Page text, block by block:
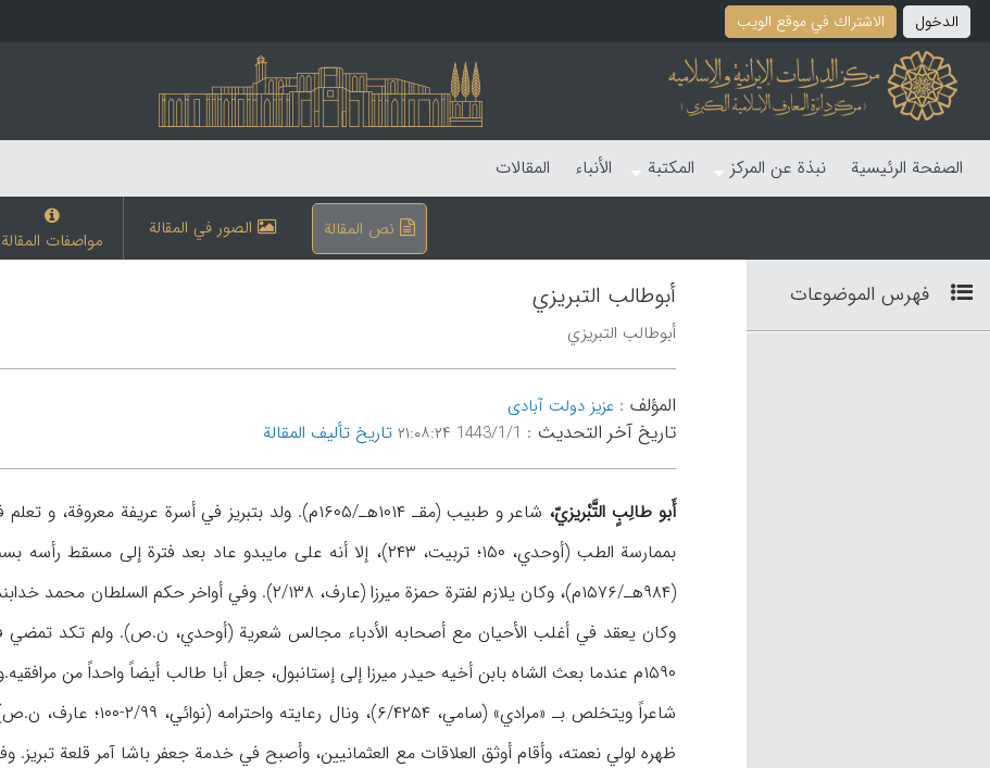
الدخول الاشتراك في موقع الویب
الصفحة الرئیسیة نبذة عن المرکز المکتبة الأنباء المقالات
نص المقالة الصور في المقالة مواصفات المقالة
فهرس الموضوعات أبوطالب التبریزي
أبوطالب التبریزي
المؤلف :عزیز دولت آبادی
تاریخ آخر التحدیث : 1443/1/1 ۲۱:۰۸:۲۴ تاریخ تألیف المقالة
أَبو طالِبٍ التَّبْریزيّ،
شاعر و طبیب (مقـ ۱۰۱۴هـ/۱۶۰۵م). ولد بتبریز في أسرة
بممارسة الطب (أوحدي، ۱۵۰؛ تربیت، ۲۴۳)، إلا أنه علی مایبدو عاد بعد
۱۵۹۰م عندما بعث الشاه بابن أخیه حیدر میرزا إلی إستانبول، جعل أبا طالب أیضاً واحداً من
شاعراً ویتخلص بـ «مرادي»
ظهره لولي نعمته، وأقام أوثق العلاقات مع العثمانیین، وأصبح في خدمة جعفر باشا آمر قلعة